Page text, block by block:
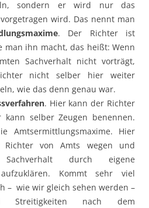
sondern er wird nur das
wird. Das nennt man
. Der Richter ist
man ihn macht, das heißt: Wenn
Sachverhalt nicht vorträgt,
nicht selber hier weiter
wie das denn genau war.
. Hier kann der Richter
selber Zeugen benennen.
Amtsermittlungsmaxime. Hier
von Amts wegen und
durch eigene
aufzuklären. Kommt sehr viel
– wie wir gleich sehen werden –
nach dem